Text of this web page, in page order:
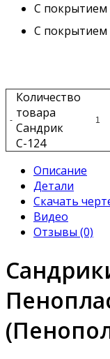
С
С
-
Количество
товара
Сандрик
С-124
Описание
Детали
Скачать
Видео
Отзывы (0)